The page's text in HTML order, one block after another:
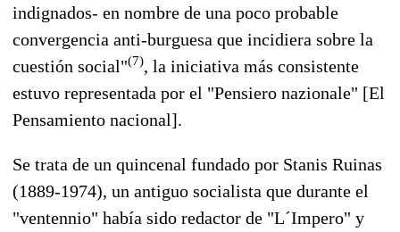
indignados- en nombre de una poco probable
convergencia anti-burguesa que incidiera sobre la
cuestión social"(7), la iniciativa más consistente
estuvo representada por el "Pensiero nazionale" [El
Pensamiento nacional].
Se trata de un quincenal fundado por Stanis Ruinas
(1889-1974), un antiguo socialista que durante el
"ventennio" había sido redactor de "L´Impero" y